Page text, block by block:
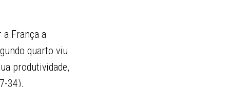
França a
quarto viu
produtividade,
34).